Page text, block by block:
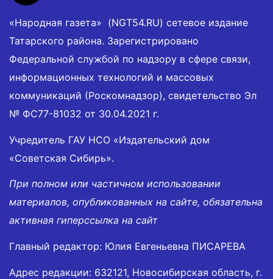
«Народная газета» (NGT54.RU) сетевое издание
Татарского района. Зарегистрировано
Федеральной службой по надзору в сфере связи,
информационных технологий и массовых
коммуникаций (Роскомнадзор), свидетельство Эл
№ ФС77-81032 от 30.04.2021 г.
Учредитель ГАУ НСО «Издательский дом
«Советская Сибирь».
При полном или частичном использовании
материалов, опубликованных на сайте, обязательна
активная гиперссылка на сайт
Главный редактор: Юлия Евгеньевна ПИСАРЕВА
Адрес редакции: 632121, Новосибирская область, г.